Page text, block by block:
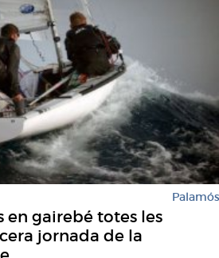
Palamós
en gairebé totes les
jornada de la